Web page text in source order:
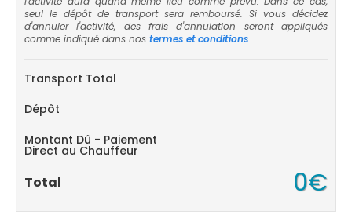
seul le dépôt de transport sera remboursé. Si vous décidez
d'annuler l'activité, des frais d'annulation seront appliqués
comme indiqué dans nos termes et conditions.
Transport Total
Dépôt
Montant Dû - Paiement
Direct au Chauffeur
Total 0€